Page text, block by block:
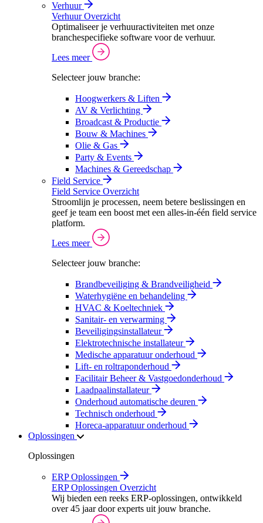
Verhuur
Verhuur Overzicht
Optimaliseer je verhuuractiviteiten met onze
branchespecifieke software voor de verhuur.
Lees meer
Selecteer jouw branche:
Hoogwerkers & Liften
AV & Verlichting
Broadcast & Productie
Bouw & Machines
Olie & Gas
Party & Events
Machines & Gereedschap
Field Service
Field Service Overzicht
Stroomlijn je processen, neem betere beslissingen en
geef je team een boost met een alles-in-één field service
platform.
Lees meer
Selecteer jouw branche:
Brandbeveiliging & Brandveiligheid
Waterhygiëne en behandeling
HVAC & Koeltechniek
Sanitair- en verwarming
Beveiligingsinstallateur
Elektrotechnische installateur
Medische apparatuur onderhoud
Lift- en roltraponderhoud
Facilitair Beheer & Vastgoedonderhoud
Laadpaalinstallateur
Onderhoud automatische deuren
Technisch onderhoud
Horeca-apparatuur onderhoud
Oplossingen
Oplossingen
ERP Oplossingen
ERP Oplossingen Overzicht
Wij bieden een reeks ERP-oplossingen, ontwikkeld
over 45 jaar door experts uit jouw branche.